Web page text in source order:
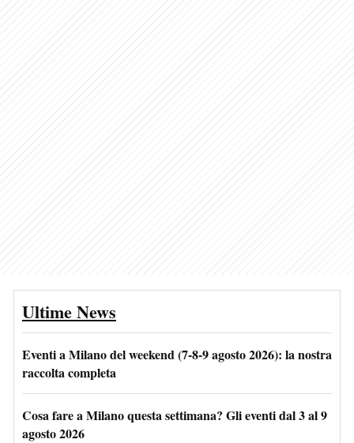
Ultime News
Eventi a Milano del weekend (7-8-9 agosto 2026): la nostra
raccolta completa
Cosa fare a Milano questa settimana? Gli eventi dal 3 al 9
agosto 2026